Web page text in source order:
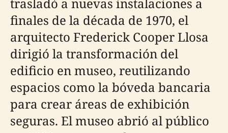
finales de la década de 1970, el
arquitecto Frederick Cooper Llosa
dirigió la transformación del
edificio en museo, reutilizando
espacios como la bóveda bancaria
para crear áreas de exhibición
seguras. El museo abrió al público